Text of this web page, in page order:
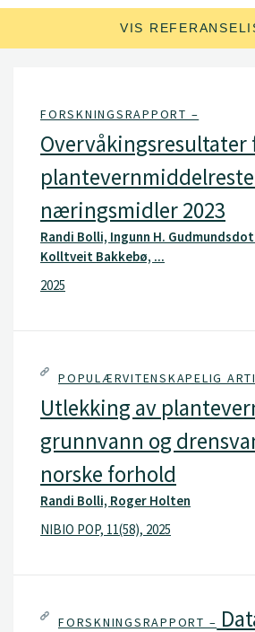
VIS
FORSKNINGSRAPPORT –
Overvåkingsresultater
næringsmidler 2023
Randi Bolli, Ingunn H.
Kolltveit Bakkebø, ...
2025
POPULÆRVITENSKAPELIG
Utlekking av
grunnvann og
norske forhold
Randi Bolli, Roger Holten
NIBIO POP, 11(58), 2025
FORSKNINGSRAPPORT –